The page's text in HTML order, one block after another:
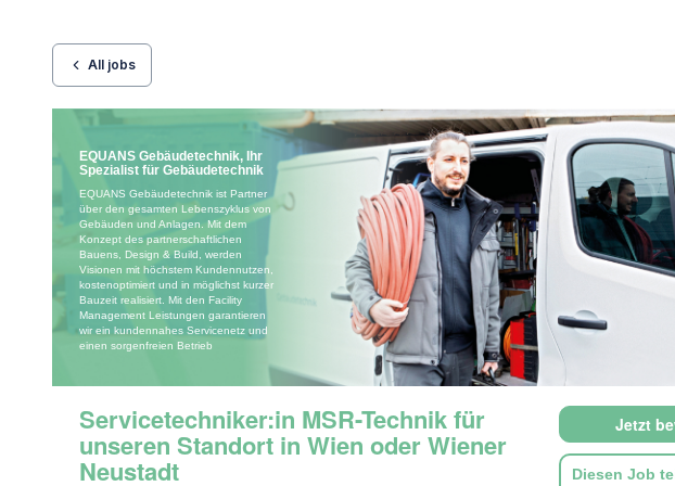
All jobs